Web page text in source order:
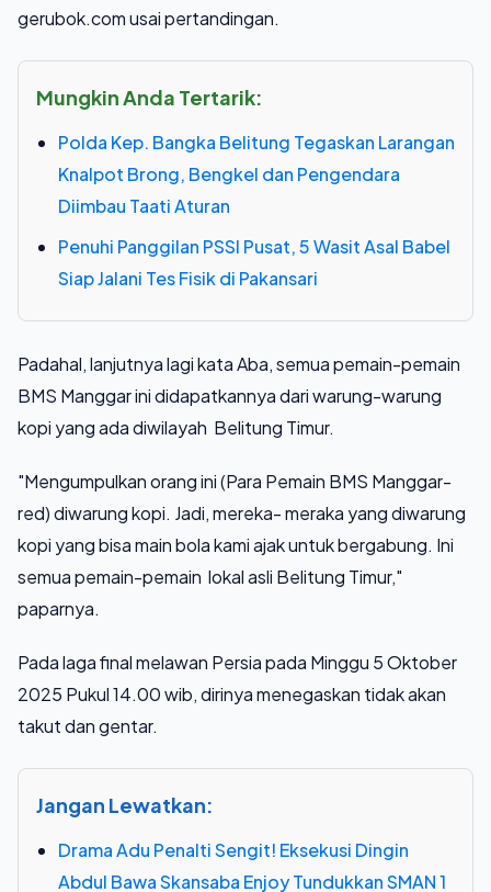
gerubok.com usai pertandingan.
Mungkin Anda Tertarik:
Polda Kep. Bangka Belitung Tegaskan Larangan
Knalpot Brong, Bengkel dan Pengendara
Diimbau Taati Aturan
Penuhi Panggilan PSSI Pusat, 5 Wasit Asal Babel
Siap Jalani Tes Fisik di Pakansari
Padahal, lanjutnya lagi kata Aba, semua pemain-pemain
BMS Manggar ini didapatkannya dari warung-warung
kopi yang ada diwilayah Belitung Timur.
"Mengumpulkan orang ini (Para Pemain BMS Manggar-
red) diwarung kopi. Jadi, mereka- meraka yang diwarung
kopi yang bisa main bola kami ajak untuk bergabung. Ini
semua pemain-pemain lokal asli Belitung Timur,"
paparnya.
Pada laga final melawan Persia pada Minggu 5 Oktober
2025 Pukul 14.00 wib, dirinya menegaskan tidak akan
takut dan gentar.
Jangan Lewatkan:
Drama Adu Penalti Sengit! Eksekusi Dingin
Abdul Bawa Skansaba Enjoy Tundukkan SMAN 1